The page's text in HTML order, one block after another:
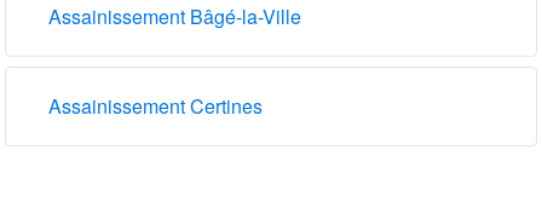
Assainissement Bâgé-la-Ville
Assainissement Certines